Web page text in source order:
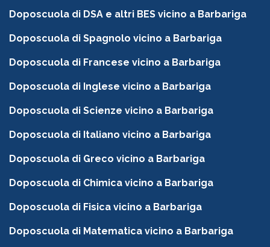
Doposcuola di DSA e altri BES vicino a Barbariga
Doposcuola di Spagnolo vicino a Barbariga
Doposcuola di Francese vicino a Barbariga
Doposcuola di Inglese vicino a Barbariga
Doposcuola di Scienze vicino a Barbariga
Doposcuola di Italiano vicino a Barbariga
Doposcuola di Greco vicino a Barbariga
Doposcuola di Chimica vicino a Barbariga
Doposcuola di Fisica vicino a Barbariga
Doposcuola di Matematica vicino a Barbariga